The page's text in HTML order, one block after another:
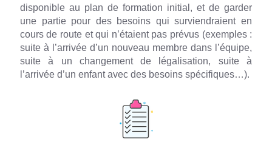
disponible au plan de formation initial, et de garder
une partie pour des besoins qui surviendraient en
cours de route et qui n’étaient pas prévus (exemples :
suite à l’arrivée d’un nouveau membre dans l’équipe,
suite à un changement de légalisation, suite à
l’arrivée d’un enfant avec des besoins spécifiques…).